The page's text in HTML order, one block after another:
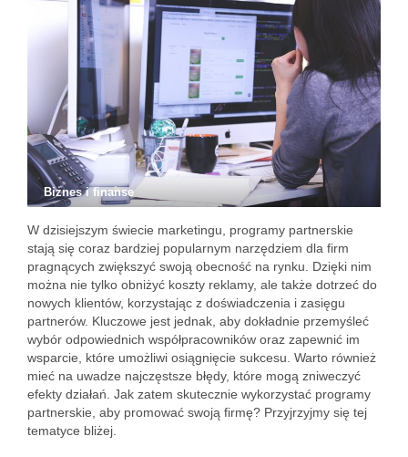
Biznes i finanse
W dzisiejszym świecie marketingu, programy partnerskie
stają się coraz bardziej popularnym narzędziem dla firm
pragnących zwiększyć swoją obecność na rynku. Dzięki nim
można nie tylko obniżyć koszty reklamy, ale także dotrzeć do
nowych klientów, korzystając z doświadczenia i zasięgu
partnerów. Kluczowe jest jednak, aby dokładnie przemyśleć
wybór odpowiednich współpracowników oraz zapewnić im
wsparcie, które umożliwi osiągnięcie sukcesu. Warto również
mieć na uwadze najczęstsze błędy, które mogą zniweczyć
efekty działań. Jak zatem skutecznie wykorzystać programy
partnerskie, aby promować swoją firmę? Przyjrzyjmy się tej
tematyce bliżej.